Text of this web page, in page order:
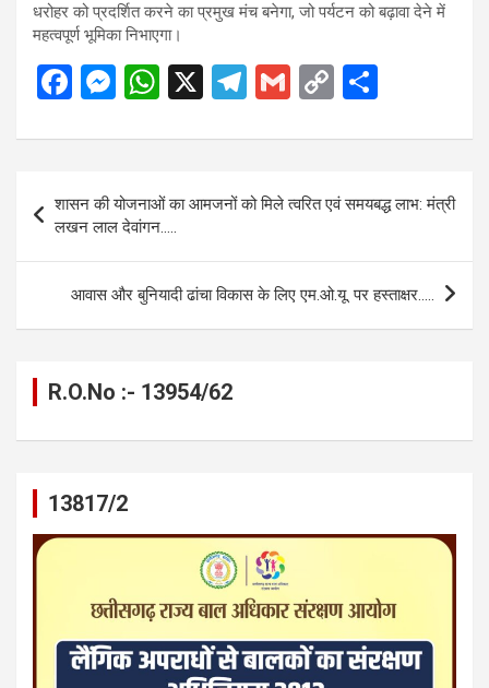
धरोहर को प्रदर्शित करने का प्रमुख मंच बनेगा, जो पर्यटन को बढ़ावा देने में
महत्वपूर्ण भूमिका निभाएगा।
F
ce
o
o
k
M
se
n
g
er
W
at
s
A
p
p
X
T
e
gr
a
m
G
ail
C
py
Li
n
k
ar
navigation
शासन की योजनाओं का आमजनों को मिले त्वरित एवं समयबद्ध लाभ: मंत्री
लखन लाल देवांगन…..
आवास और बुनियादी ढांचा विकास के लिए एम.ओ.यू. पर हस्ताक्षर…..
R.O.No :- 13954/62
13817/2